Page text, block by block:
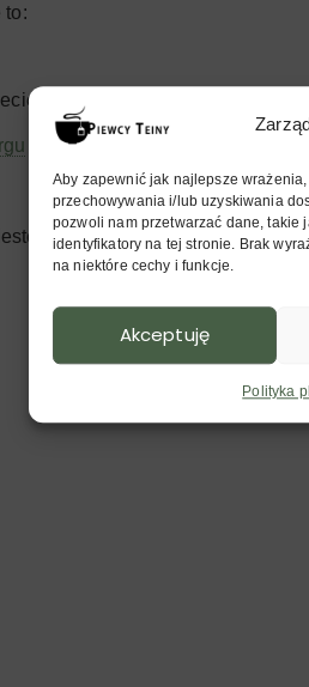
Aby zapewnić jak najlepsze
przechowywania i/lub uzyskiwania
pozwoli nam przetwarzać dane, takie
identyfikatory na tej stronie. Brak
na niektóre cechy i funkcje.
Akceptuję
Polityka
to:
tu też herbacianą mapę
ten lokal już nie istnieje, ale